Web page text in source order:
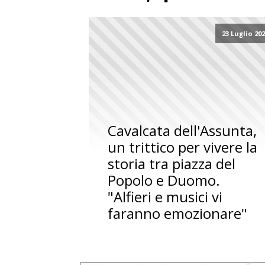
23 Luglio
Cavalcata dell'Assunta,
un trittico per vivere la
storia tra piazza del
Popolo e Duomo.
"Alfieri e musici vi
faranno emozionare"